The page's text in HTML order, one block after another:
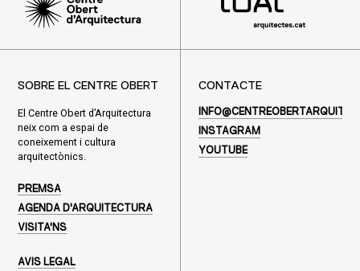
SOBRE EL CENTRE OBERT
El Centre Obert d’Arquitectura
neix com a espai de
coneixement i cultura
arquitectònics.
PREMSA
AGENDA D'ARQUITECTURA
VISITA'NS
AVIS LEGAL
CONTACTE
INSTAGRAM
YOUTUBE